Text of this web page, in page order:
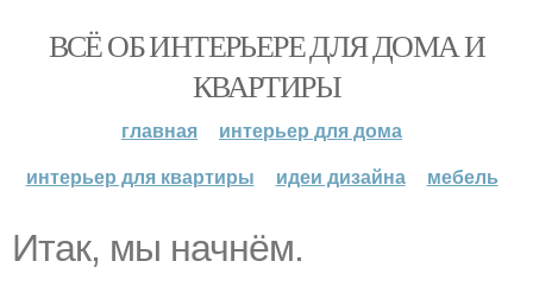
ВСЁ ОБ ИНТЕРЬЕРЕ ДЛЯ ДОМА И
КВАРТИРЫ
главная
интерьер для дома
интерьер для квартиры
идеи дизайна мебель
Итак, мы начнём.